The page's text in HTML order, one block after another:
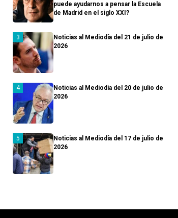
puede ayudarnos a pensar la Escuela
de Madrid en el siglo XXI?
Noticias al Mediodía del 21 de julio de
2026
Noticias al Mediodía del 20 de julio de
2026
Noticias al Mediodía del 17 de julio de
2026